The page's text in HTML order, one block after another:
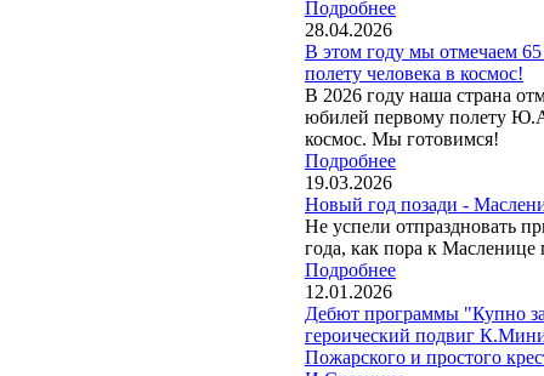
Подробнее
28.04.2026
В этом году мы отмечаем
полету человека в космос!
В 2026 году наша страна
юбилей первому полету
космос. Мы готовимся!
Подробнее
19.03.2026
Новый год позади -
Не успели отпраздновать
года, как пора к Масленице
Подробнее
12.01.2026
Дебют программы "Купно
героический подвиг
Пожарского и простого